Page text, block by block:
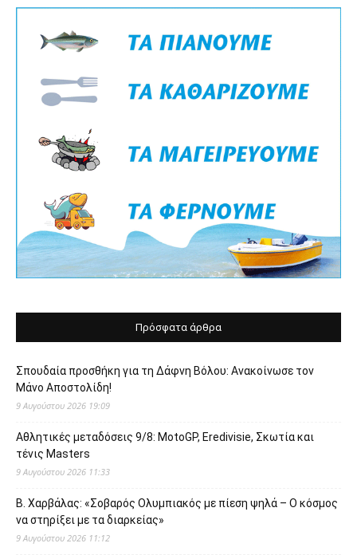
Πρόσφατα άρθρα
Σπουδαία προσθήκη για τη Δάφνη Βόλου: Ανακοίνωσε τον
Μάνο Αποστολίδη!
9 Αυγούστου 2026 19:09
Αθλητικές μεταδόσεις 9/8: MotoGP, Eredivisie, Σκωτία και
τένις Masters
9 Αυγούστου 2026 11:33
Β. Χαρβάλας: «Σοβαρός Ολυμπιακός με πίεση ψηλά – Ο κόσμος
να στηρίξει με τα διαρκείας»
9 Αυγούστου 2026 11:12